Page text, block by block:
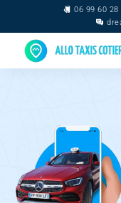
06 99 60 28